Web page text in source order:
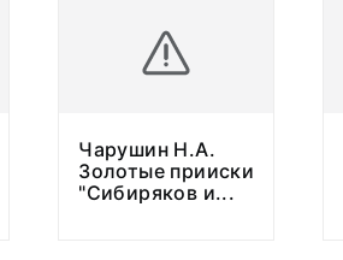
Чарушин Н.А.
Золотые прииски
"Сибиряков и...